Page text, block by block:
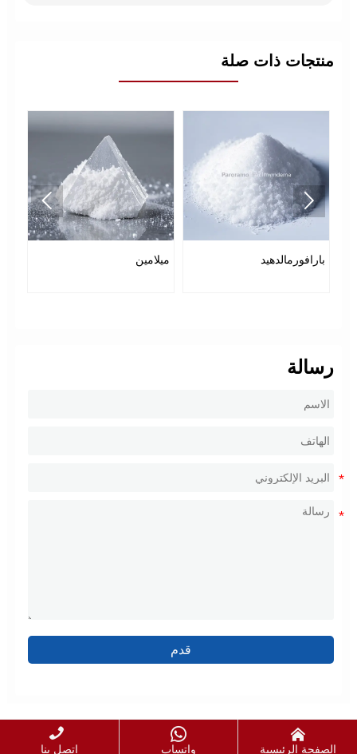
منتجات ذات صلة
ميلامين بارافورمالدهيد
 
رسالة
قدم

الصفحة الرئيسية

واتساب

اتصل بنا